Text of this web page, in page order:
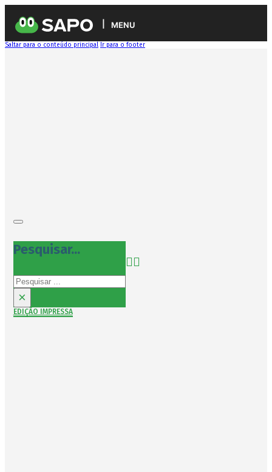
MENU
Saltar para o conteúdo principal Ir para o footer
Pesquisar...
Pesquisar
×
EDIÇÃO IMPRESSA